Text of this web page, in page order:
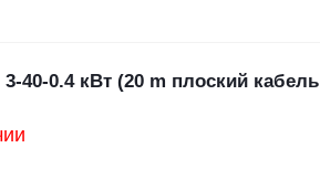
40-0.4 кВт (20 m плоский кабель